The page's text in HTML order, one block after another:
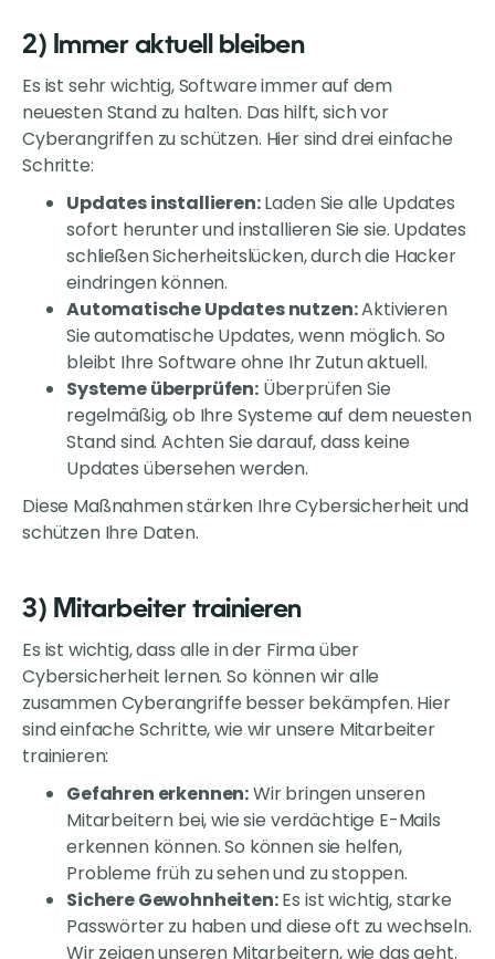
2) Immer aktuell bleiben
Es ist sehr wichtig, Software immer auf dem
neuesten Stand zu halten. Das hilft, sich vor
Cyberangriffen zu schützen. Hier sind drei einfache
Schritte:
Updates installieren:Laden Sie alle Updates
sofort herunter und installieren Sie sie. Updates
schließen Sicherheitslücken, durch die Hacker
eindringen können.
Automatische Updates nutzen:Aktivieren
Sie automatische Updates, wenn möglich. So
bleibt Ihre Software ohne Ihr Zutun aktuell.
Systeme überprüfen:Überprüfen Sie
regelmäßig, ob Ihre Systeme auf dem neuesten
Stand sind. Achten Sie darauf, dass keine
Updates übersehen werden.
Diese Maßnahmen stärken Ihre Cybersicherheit und
schützen Ihre Daten.
3) Mitarbeiter trainieren
Es ist wichtig, dass alle in der Firma über
Cybersicherheit lernen. So können wir alle
zusammen Cyberangriffe besser bekämpfen. Hier
sind einfache Schritte, wie wir unsere Mitarbeiter
trainieren:
Gefahren erkennen:Wir bringen unseren
Mitarbeitern bei, wie sie verdächtige E-Mails
erkennen können. So können sie helfen,
Probleme früh zu sehen und zu stoppen.
Sichere Gewohnheiten:Es ist wichtig, starke
Passwörter zu haben und diese oft zu wechseln.
Wir zeigen unseren Mitarbeitern, wie das geht.